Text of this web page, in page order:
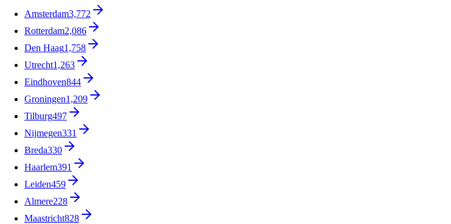
Amsterdam3,772
Rotterdam2,086
Den Haag1,758
Utrecht1,263
Eindhoven844
Groningen1,209
Tilburg497
Nijmegen331
Breda330
Haarlem391
Leiden459
Almere228
Maastricht828